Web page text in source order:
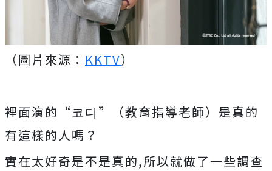
（圖片來源： KKTV）
裡面演的“코디”（教育指導老師）是真的
有這樣的人嗎？
實在太好奇是不是真的,所以就做了一些調查